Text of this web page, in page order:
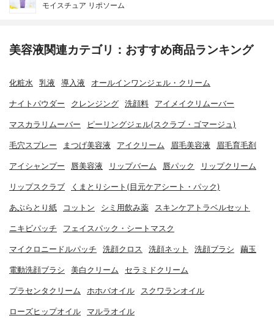
モイスチュア リポソーム
美容液関連カテゴリ：おすすめ商品ランキング
化粧水 乳液 導入液 オールインワンジェル・クリーム
ナイトパウダー クレンジング 洗顔料 アイメイクリムーバー
マスカラリムーバー ピーリングジェル(スクラブ・ゴマージュ)
毛穴スプレー まつげ美容液 アイクリーム 眉毛美容液 眉毛育毛剤
アイシャンプー 唇美容液 リップバーム 唇パック リップクリーム
リップスクラブ くまとりシート(目元ケアシート・パック)
あぶらとり紙 コットン シミ用飲み薬 スキンケアトラベルセット
ニキビパッチ フェイスパック・シートマスク
マイクロニードルパッチ 洗顔クロス 洗顔ネット 洗顔ブラシ 繭玉
電動洗顔ブラシ 美白クリーム セラミドクリーム
プラセンタクリーム ホホバオイル スクワランオイル
ローズヒップオイル マルラオイル